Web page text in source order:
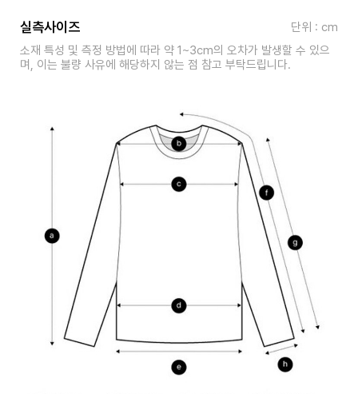
실측사이즈
단위 : cm
소재 특성 및 측정 방법에 따라 약 1~3cm의 오차가 발생할 수 있으
며, 이는 불량 사유에 해당하지 않는 점 참고 부탁드립니다.